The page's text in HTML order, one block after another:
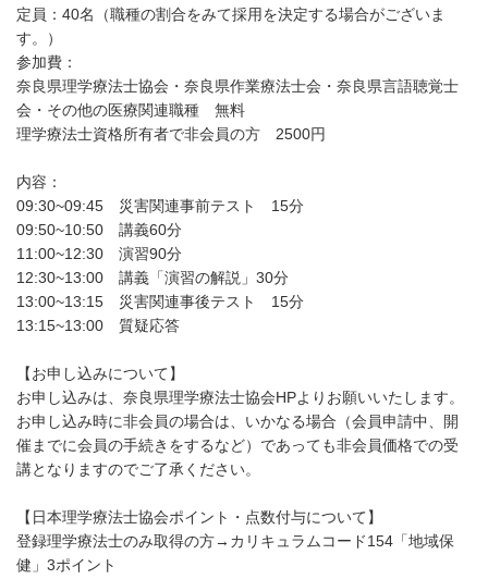
定員：40名（職種の割合をみて採用を決定する場合がございま
す。）
参加費：
奈良県理学療法士協会・奈良県作業療法士会・奈良県言語聴覚士
会・その他の医療関連職種 無料
理学療法士資格所有者で非会員の方 2500円
内容：
09:30~09:45 災害関連事前テスト 15分
09:50~10:50 講義60分
11:00~12:30 演習90分
12:30~13:00 講義「演習の解説」30分
13:00~13:15 災害関連事後テスト 15分
13:15~13:00 質疑応答
【お申し込みについて】
お申し込みは、奈良県理学療法士協会HPよりお願いいたします。
お申し込み時に非会員の場合は、いかなる場合（会員申請中、開
催までに会員の手続きをするなど）であっても非会員価格での受
講となりますのでご了承ください。
【日本理学療法士協会ポイント・点数付与について】
登録理学療法士のみ取得の方→カリキュラムコード154「地域保
健」3ポイント